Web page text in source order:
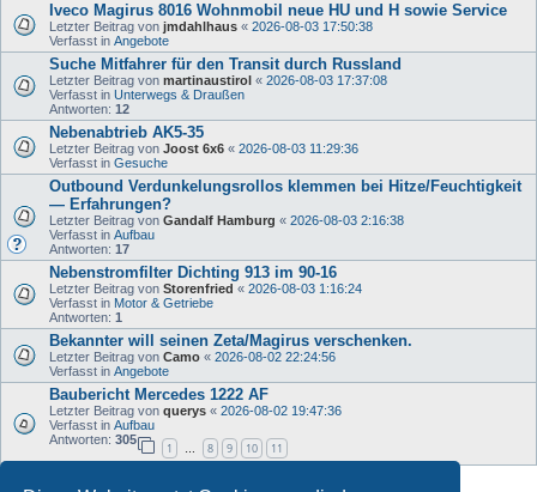
Iveco Magirus 8016 Wohnmobil neue HU und H sowie Service
Letzter Beitrag von jmdahlhaus « 2026-08-03 17:50:38
Verfasst in Angebote
Suche Mitfahrer für den Transit durch Russland
Letzter Beitrag von martinaustirol « 2026-08-03 17:37:08
Verfasst in Unterwegs & Draußen
Antworten: 12
Nebenabtrieb AK5-35
Letzter Beitrag von Joost 6x6 « 2026-08-03 11:29:36
Verfasst in Gesuche
Outbound Verdunkelungsrollos klemmen bei Hitze/Feuchtigkeit
— Erfahrungen?
Letzter Beitrag von Gandalf Hamburg « 2026-08-03 2:16:38
Verfasst in Aufbau
Antworten: 17
Nebenstromfilter Dichting 913 im 90-16
Letzter Beitrag von Storenfried « 2026-08-03 1:16:24
Verfasst in Motor & Getriebe
Antworten: 1
Bekannter will seinen Zeta/Magirus verschenken.
Letzter Beitrag von Camo « 2026-08-02 22:24:56
Verfasst in Angebote
Baubericht Mercedes 1222 AF
Letzter Beitrag von querys « 2026-08-02 19:47:36
Verfasst in Aufbau
Antworten: 305
1 … 8 9 10 11